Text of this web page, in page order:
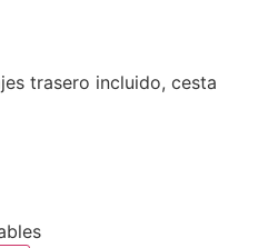
trasero incluido, cesta